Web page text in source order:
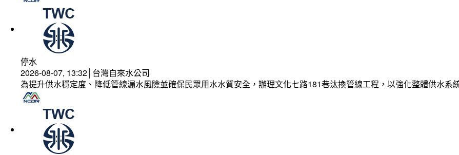
停水
2026-08-07, 13:32│台灣自來水公司
為提升供水穩定度、降低管線漏水風險並確保民眾用水水質安全，辦理文化七路181巷汰換管線工程，以強化整體供水系